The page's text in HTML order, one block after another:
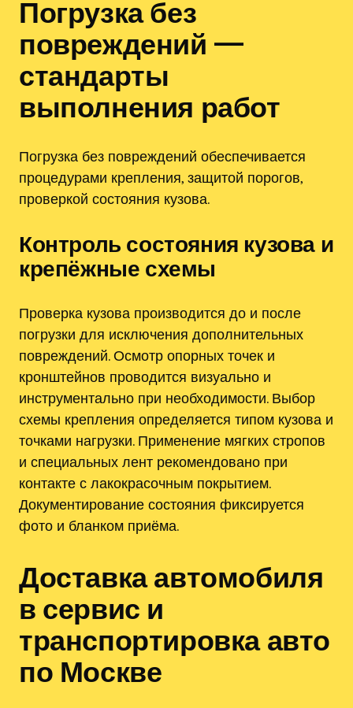
Погрузка без
повреждений —
стандарты
выполнения работ
Погрузка без повреждений обеспечивается
процедурами крепления, защитой порогов,
проверкой состояния кузова.
Контроль состояния кузова и
крепёжные схемы
Проверка кузова производится до и после
погрузки для исключения дополнительных
повреждений. Осмотр опорных точек и
кронштейнов проводится визуально и
инструментально при необходимости. Выбор
схемы крепления определяется типом кузова и
точками нагрузки. Применение мягких стропов
и специальных лент рекомендовано при
контакте с лакокрасочным покрытием.
Документирование состояния фиксируется
фото и бланком приёма.
Доставка автомобиля
в сервис и
транспортировка авто
по Москве